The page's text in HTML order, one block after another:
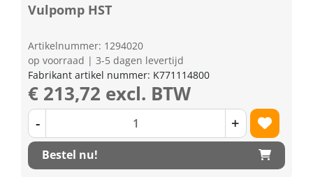
Vulpomp HST
Artikelnummer: 1294020
op voorraad | 3-5 dagen levertijd
Fabrikant artikel nummer: K771114800
€ 213,72 excl. BTW
- +
Bestel nu!